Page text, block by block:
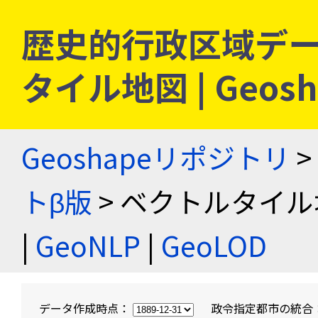
歴史的行政区域デ
タイル地図 |
Geoshapeリポジトリ >
トβ版 > ベクトルタイ
| GeoNLP | GeoLOD
データ作成時点： 政令指定都市の統